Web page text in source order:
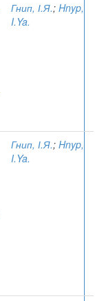
Гнип, І.Я.; Hnyp,
I.Ya.
Гнип, І.Я.; Hnyp,
I.Ya.